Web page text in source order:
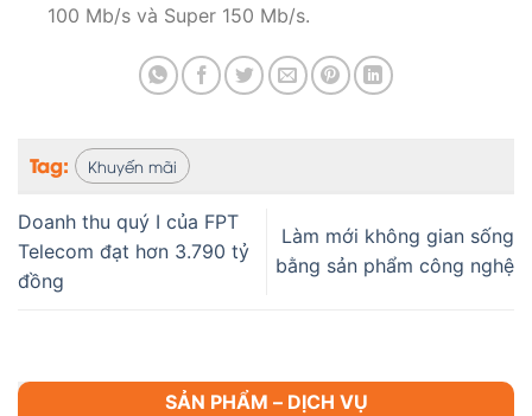
SẢN PHẨM – DỊCH VỤ
100 Mb/s và Super 150 Mb/s.
Tag: Khuyến mãi
Doanh thu quý I của FPT
Telecom đạt hơn 3.790 tỷ
đồng
Làm mới không gian sống
bằng sản phẩm công nghệ